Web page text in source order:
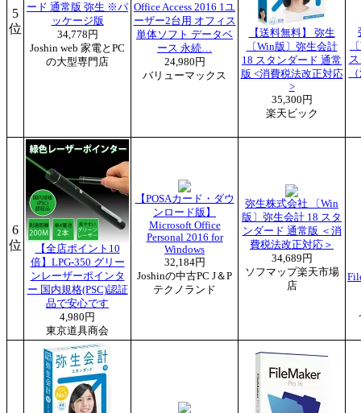
5
位
ード 通常版 弥生 ※パ
ッケージ版
34,778円
Joshin web 家電とPC
の大型専門店
Office Access 2016 1ユ
ーザー2台用 オフィス
単体ソフト データベ
ース 永続…
24,980円
バリューマックス
【送料無料】 弥生
〔Win版〕弥生会計
18 スタンダード 通常
版 <消費税法改正対応
>
35,300円
楽天ビック
6
位
【全店ポイント10
倍】LPG-350 グリー
ンレーザーポインタ
ー 国内規格(PSC)認証
品で安心です
4,980円
東京道具商会
【POSAカード・ダウ
ンロード版】
Microsoft Office
Personal 2016 for
Windows
32,184円
Joshinの中古PC J＆P
テクノランド
弥生株式会社 〔Win
版〕弥生会計 18 スタ
ンダード 通常版 ＜消
費税法改正対応＞
34,689円
ソフマップ楽天市場
店